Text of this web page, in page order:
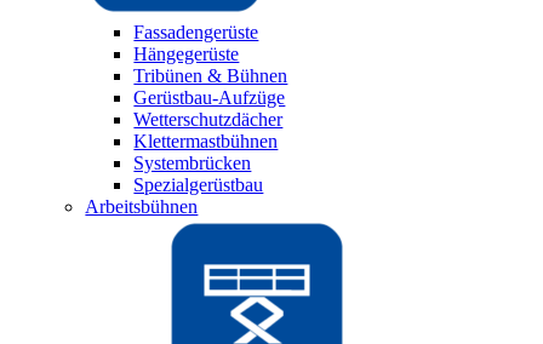
Fassadengerüste
Hängegerüste
Tribünen & Bühnen
Gerüstbau-Aufzüge
Wetterschutzdächer
Klettermastbühnen
Systembrücken
Spezialgerüstbau
Arbeitsbühnen